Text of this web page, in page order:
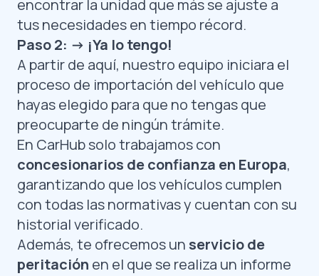
encontrar la unidad que más se ajuste a
tus necesidades en tiempo récord.
Paso 2: -> ¡Ya lo tengo!
A partir de aquí, nuestro equipo iniciara el
proceso de importación del vehículo que
hayas elegido para que no tengas que
preocuparte de ningún trámite.
En CarHub solo trabajamos con
concesionarios de confianza en Europa,
garantizando que los vehículos cumplen
con todas las normativas y cuentan con su
historial verificado.
Además, te ofrecemos unservicio de
peritación en el que se realiza un informe